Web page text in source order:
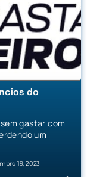
do
gastar com
um
19, 2023